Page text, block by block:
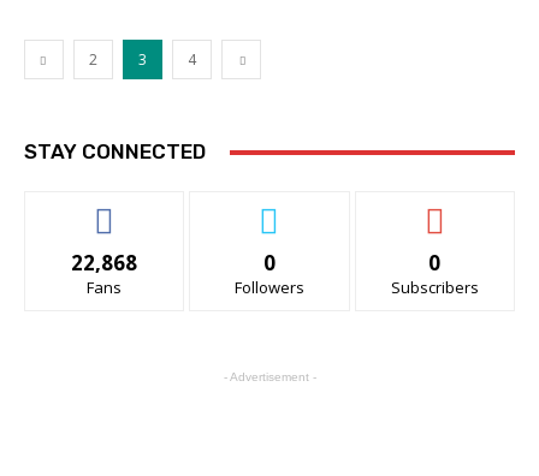
2 3 4
STAY CONNECTED
22,868
Fans
0
Followers
0
Subscribers
- Advertisement -